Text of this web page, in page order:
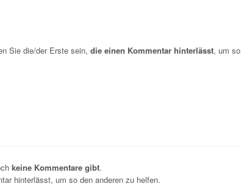
Sie die/der Erste sein, die einen Kommentar hinterlässt, um so
keine Kommentare gibt.
hinterlässt, um so den anderen zu helfen.